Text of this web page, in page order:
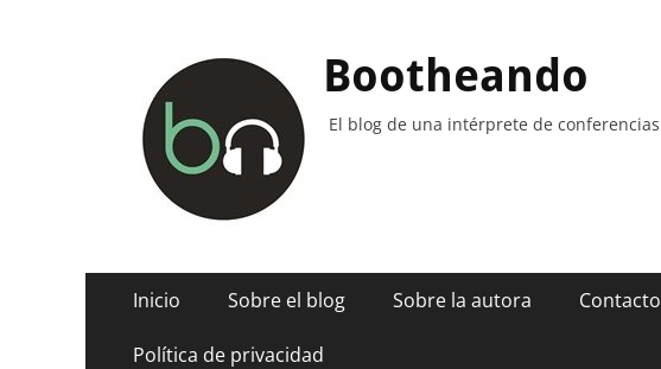
Bootheando
El blog de una intérprete de conferencias
Menú
Saltar
contenido
Inicio Sobre el blog Sobre la autora Contacto
Política de privacidad